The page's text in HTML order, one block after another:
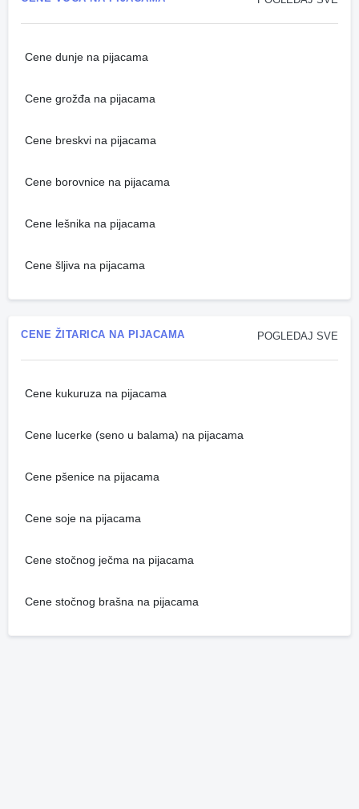
Cene dunje na pijacama
Cene grožđa na pijacama
Cene breskvi na pijacama
Cene borovnice na pijacama
Cene lešnika na pijacama
Cene šljiva na pijacama
POGLEDAJ SVE
CENE ŽITARICA NA PIJACAMA
Cene kukuruza na pijacama
Cene lucerke (seno u balama) na pijacama
Cene pšenice na pijacama
Cene soje na pijacama
Cene stočnog ječma na pijacama
Cene stočnog brašna na pijacama